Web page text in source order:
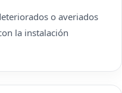
o averiados
la instalación